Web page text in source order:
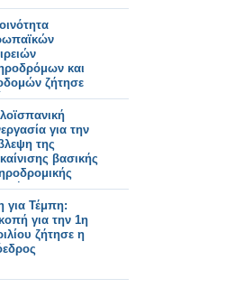
και
ζήτησε
την Ε.Ε
επενδύσεις
σιδηροδρομικές
για την
της
βασικής
στην
για Τέμπη:
για την 1η
ζήτησε η